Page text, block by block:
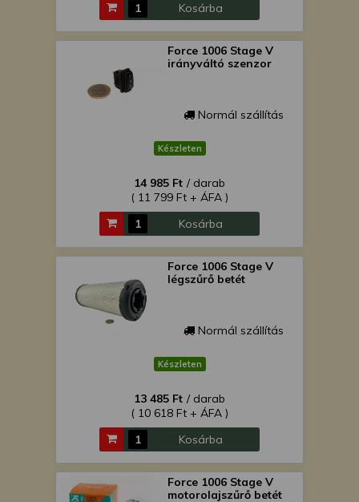
Kosárba
Force 1006 Stage V
irányváltó szenzor
Normál szállítás
Készleten
14 985 Ft / darab
( 11 799 Ft + ÁFA )
Kosárba
Force 1006 Stage V
légszűrő betét
Normál szállítás
Készleten
13 485 Ft / darab
( 10 618 Ft + ÁFA )
Kosárba
Force 1006 Stage V
motorolajszűrő betét